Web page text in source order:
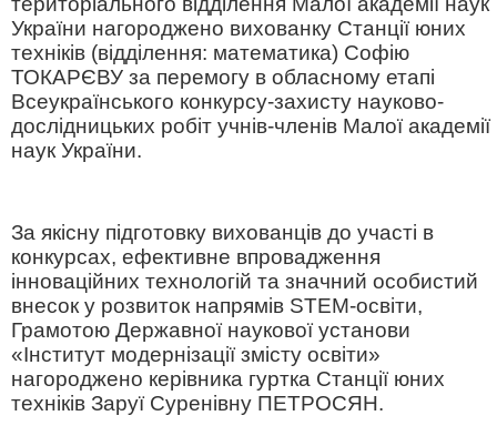
України нагороджено вихованку Станції юних
техніків (відділення: математика) Софію
ТОКАРЄВУ за перемогу в обласному етапі
Всеукраїнського конкурсу-захисту науково-
дослідницьких робіт учнів-членів Малої академії
наук України.
За якісну підготовку вихованців до участі в
конкурсах, ефективне впровадження
інноваційних технологій та значний особистий
внесок у розвиток напрямів STEM-освіти,
Грамотою Державної наукової установи
«Інститут модернізації змісту освіти»
нагороджено керівника гуртка Станції юних
техніків Заруї Суренівну ПЕТРОСЯН.